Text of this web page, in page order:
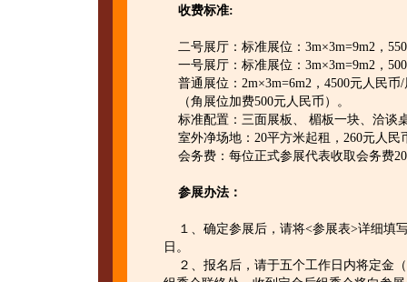
收费标准:
二号展厅：标准展位：3m×3m=9m2，
一号展厅：标准展位：3m×3m=9m2，
普通展位：2m×3m=6m2，4500元人民币
（角展位加费500元人民币）。
标准配置：三面展板、 楣板一块、洽谈
室外净场地：20平方米起租，260元人民
会务费：每位正式参展代表收取会务费
参展办法：
１、确定参展后，请将<参展表>详细填
日
２、报名后，请于五个工作日内将定金